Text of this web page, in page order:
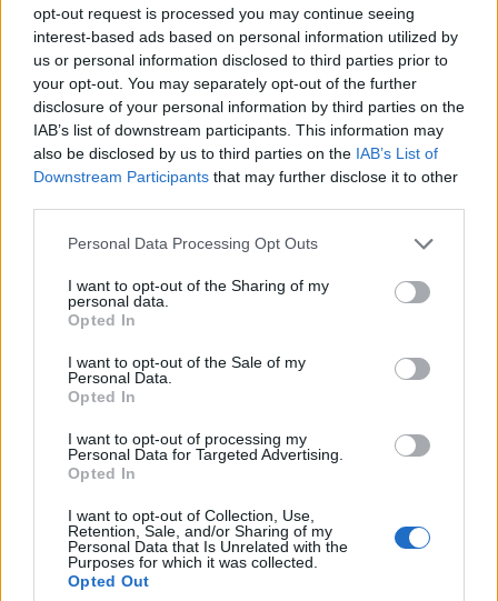
opt-out request is processed you may continue seeing
interest-based ads based on personal information utilized by
us or personal information disclosed to third parties prior to
your opt-out. You may separately opt-out of the further
disclosure of your personal information by third parties on the
IAB’s list of downstream participants. This information may
also be disclosed by us to third parties on the IAB’s List of
Downstream Participants that may further disclose it to other
Please note that this website/app uses one or more Google
not limited to your visit or usage behaviour. You may click to
grant or deny consent to Google and its third-party tags to
use your data for below specified purposes in below Google
consent section.
Personal Data Processing Opt Outs
I want to opt-out of the Sharing of my
personal data.
Opted In
I want to opt-out of the Sale of my
Personal Data.
Opted In
I want to opt-out of processing my
Personal Data for Targeted Advertising.
Opted In
I want to opt-out of Collection, Use,
Retention, Sale, and/or Sharing of my
Personal Data that Is Unrelated with the
Purposes for which it was collected.
Opted Out
We are at a global inflection point that is bigger
than party or politics.
Tonight, I'll address the nation at 8:00 PM ET from
the Oval Office.
— President Biden (@POTUS)October 19, 2023
Παράλυση
Το διάγγελμα έδωσε εξάλλου την ευκαιρία στον
Ρεπουμπλικανικό κόμμα, που συνεχίζει να είναι
βυθισμένο στην εσωκομματική σύγκρουση στην
οποία πρωτοστατούν οπαδοί του Ντόναλντ Τραμπ
- με τον οποίο μπορεί κάλλιστα να βρεθεί
Οι Δημοκρατικοί ελέγχουν τη Γερουσία, οι
Ρεπουμπλικάνοι από την αρχή της χρονιάς τη